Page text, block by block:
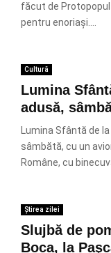
făcut de
pentru enoriași....
Cultură
Lumina
adusă,
Lumina Sfântă de
sâmbătă, cu un
Române, cu
Știrea zilei
Slujbă de
Boca, la